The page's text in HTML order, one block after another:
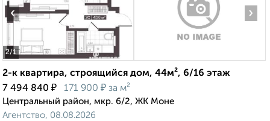
2/1
‹ ›
2-к квартира, строящийся дом, 44м², 6/16 этаж
7 494 840 ₽ 171 900 ₽ за м²
Центральный район, мкр. 6/2, ЖК Моне
Агентство, 08.08.2026